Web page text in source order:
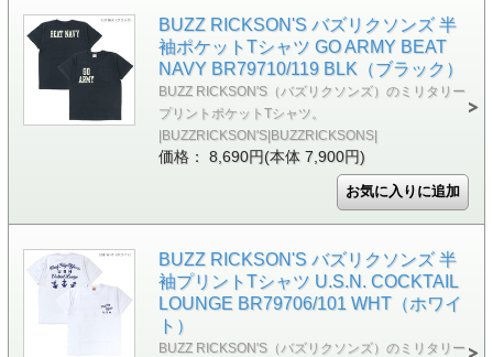
BUZZ RICKSON'S バズリクソンズ 半
袖ポケットTシャツ GO ARMY BEAT
NAVY BR79710/119 BLK（ブラック）
BUZZ RICKSON'S（バズリクソンズ）のミリタリー
プリントポケットTシャツ。
|BUZZRICKSON'S|BUZZRICKSONS|
価格： 8,690円(本体 7,900円)
BUZZ RICKSON'S バズリクソンズ 半
袖プリントTシャツ U.S.N. COCKTAIL
LOUNGE BR79706/101 WHT（ホワイ
ト）
BUZZ RICKSON'S（バズリクソンズ）のミリタリー